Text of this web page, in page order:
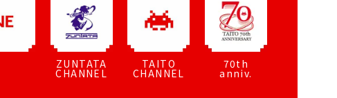
ZUNTATA
CHANNEL
TAITO
CHANNEL
70th
anniv.